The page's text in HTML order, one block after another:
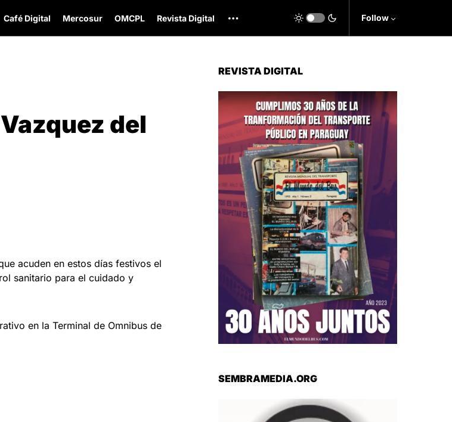
Café Digital Mercosur OMCPL Revista Digital Follow
del
acuden en estos días festivos el
sanitario para el cuidado y
en la Terminal de Omnibus de
REVISTA DIGITAL
SEMBRAMEDIA.ORG